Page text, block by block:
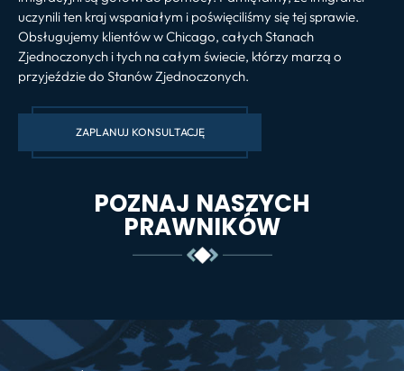
uczynili ten kraj wspaniałym i poświęciliśmy się tej sprawie.
Obsługujemy klientów w Chicago, całych Stanach
Zjednoczonych i tych na całym świecie, którzy marzą o
przyjeździe do Stanów Zjednoczonych.
ZAPLANUJ KONSULTACJĘ
POZNAJ NASZYCH
PRAWNIKÓW